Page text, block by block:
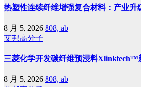
热塑性连续纤维增强复合材料：产业升
8 月 5, 2026 808, ab
艾邦高分子
三菱化学开发碳纤维预浸料Xlinktech™
8 月 5, 2026 808, ab